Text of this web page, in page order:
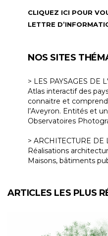
CLIQUEZ ICI POUR
LETTRE
NOS SITES
> LES PAYSAGES DE
Atlas interactif des
connaitre et
l’Aveyron. Entités et
Observatoires
> ARCHITECTURE DE
Réalisations
Maisons, bâtiments
ARTICLES LES PLUS